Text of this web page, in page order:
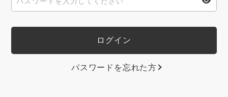
パスワードを忘れた方